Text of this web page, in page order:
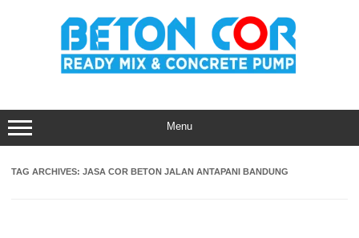
Menu
TAG ARCHIVES: JASA COR BETON JALAN ANTAPANI BANDUNG